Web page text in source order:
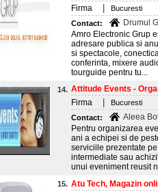
Firma
Bucuresti
Contact:
Drumul
Amro Electronic Grup
adresare publica si
si spectacole,
conferinta, mixere
tourguide pentru tu...
14. Attitude Events -
Firma
Bucuresti
Contact:
Aleea
Pentru organizarea
ani a echipei si de
serviciile prezentate
intermediate sau
unui eveniment reusit
15. Atu Tech, Magazin